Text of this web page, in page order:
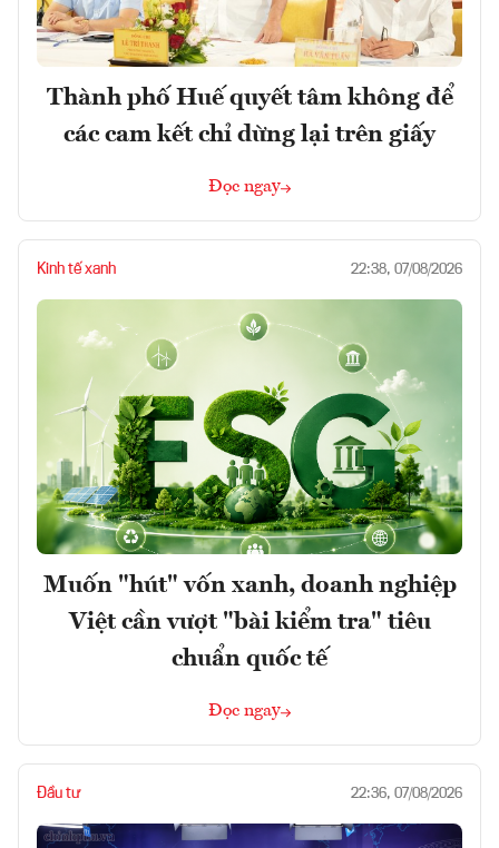
Thành phố Huế quyết tâm không để
các cam kết chỉ dừng lại trên giấy
Đọc ngay
Kinh tế xanh 22:38, 07/08/2026
Muốn "hút" vốn xanh, doanh nghiệp
Việt cần vượt "bài kiểm tra" tiêu
chuẩn quốc tế
Đọc ngay
Đầu tư 22:36, 07/08/2026